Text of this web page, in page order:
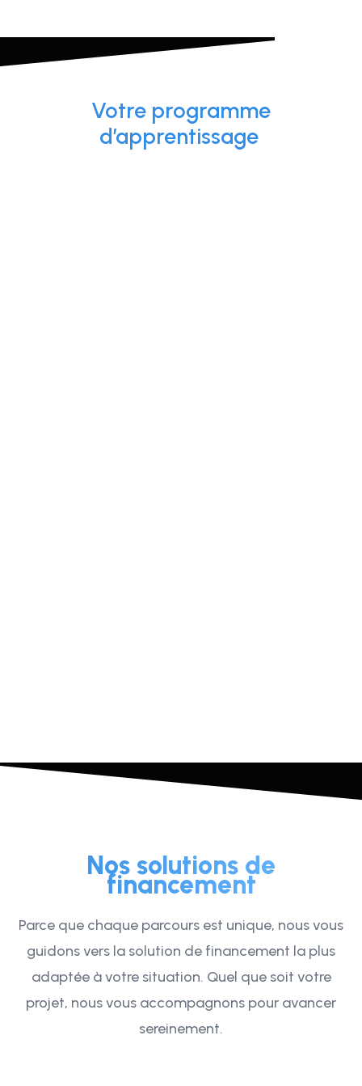
Votre programme
d’apprentissage
Nos solutions de
financement
Parce que chaque parcours est unique, nous vous
guidons vers la solution de financement la plus
adaptée à votre situation. Quel que soit votre
projet, nous vous accompagnons pour avancer
sereinement.